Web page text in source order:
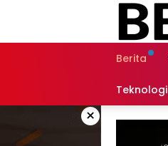
Berita
Teknologi
×